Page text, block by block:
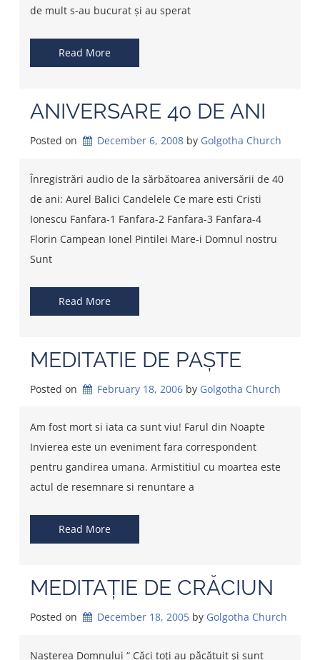
de mult s-au bucurat și au sperat
Read More
ANIVERSARE 40 DE ANI
Posted on December 6, 2008 by Golgotha Church
Înregistrări audio de la sărbătoarea aniversării de 40
de ani: Aurel Balici Candelele Ce mare esti Cristi
Ionescu Fanfara-1 Fanfara-2 Fanfara-3 Fanfara-4
Florin Campean Ionel Pintilei Mare-i Domnul nostru
Sunt
Read More
MEDITATIE DE PAȘTE
Posted on February 18, 2006 by Golgotha Church
Am fost mort si iata ca sunt viu! Farul din Noapte
Invierea este un eveniment fara correspondent
pentru gandirea umana. Armistitiul cu moartea este
actul de resemnare si renuntare a
Read More
MEDITAȚIE DE CRĂCIUN
Posted on December 18, 2005 by Golgotha Church
Naşterea Domnului “ Căci toţi au păcătuit şi sunt